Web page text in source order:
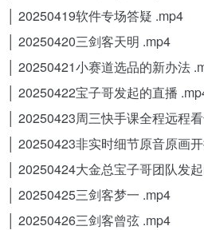
│ 20250419软件专场答疑 .mp4
│ 20250420三剑客天明 .mp4
│ 20250421小赛道选品的新办法
│ 20250422宝子哥发起的直播
│ 20250423周三快手课全程远程
│ 20250423非实时细节原音原画
│ 20250424大金总宝子哥团队发
│ 20250425三剑客梦一 .mp4
│ 20250426三剑客曾弦 .mp4